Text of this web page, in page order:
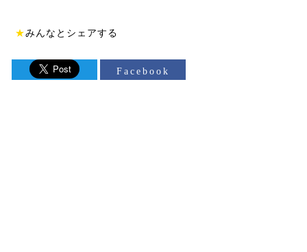
★みんなとシェアする
Facebook